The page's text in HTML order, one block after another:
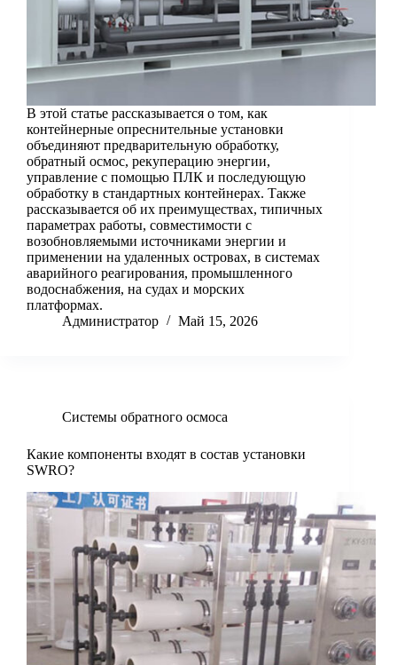
В этой статье рассказывается о том, как
контейнерные опреснительные установки
объединяют предварительную обработку,
обратный осмос, рекуперацию энергии,
управление с помощью ПЛК и последующую
обработку в стандартных контейнерах. Также
рассказывается об их преимуществах, типичных
параметрах работы, совместимости с
возобновляемыми источниками энергии и
применении на удаленных островах, в системах
аварийного реагирования, промышленного
водоснабжения, на судах и морских
платформах.
Администратор
Май 15, 2026
Системы обратного осмоса
Какие компоненты входят в состав установки
SWRO?